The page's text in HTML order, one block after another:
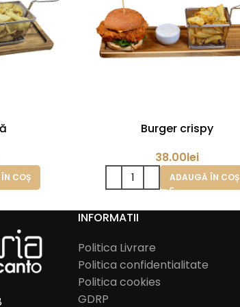
COȘ
Burger crispy
38.00lei
ADAUGĂ ÎN COȘ
INFORMATII
Politica Livrare
Politica confidentialitate
Politica cookies
GDRP